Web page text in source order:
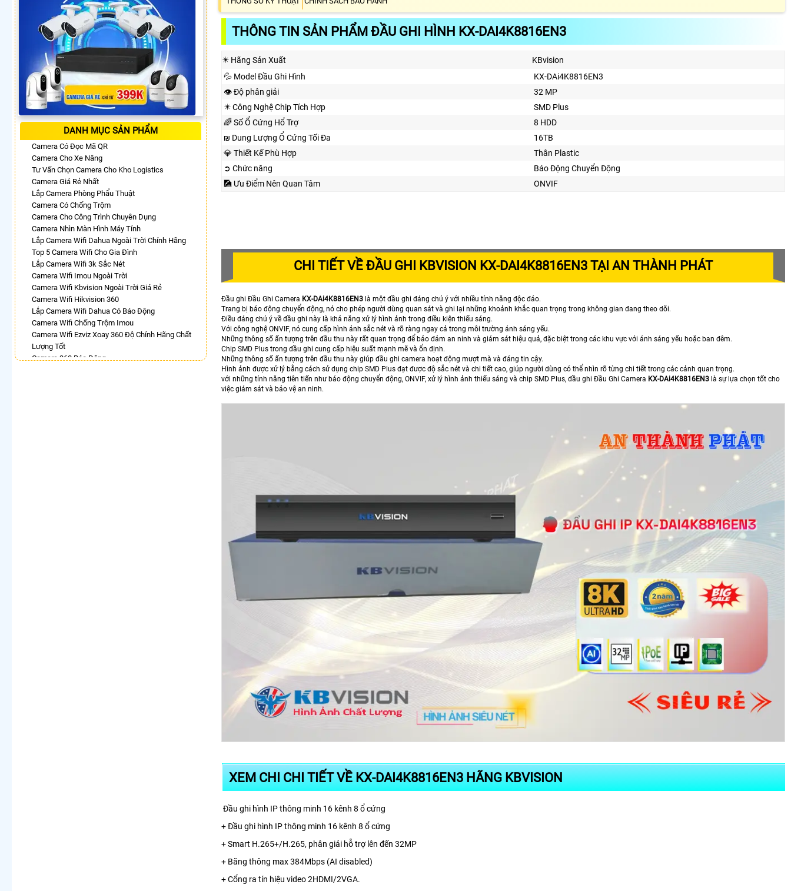
DANH MỤC SẢN PHẨM
Camera Có Đọc Mã QR
Camera Cho Xe Nâng
Tư Vấn Chọn Camera Cho Kho Logistics
Camera Giá Rẻ Nhất
Lắp Camera Phòng Phẩu Thuật
Camera Có Chống Trộm
Camera Cho Công Trình Chuyên Dụng
Camera Nhìn Màn Hình Máy Tính
Lắp Camera Wifi Dahua Ngoài Trời Chính Hãng
Top 5 Camera Wifi Cho Gia Đình
Lắp Camera Wifi 3k Sắc Nét
Camera Wifi Imou Ngoài Trời
Camera Wifi Kbvision Ngoài Trời Giá Rẻ
Camera Wifi Hikvision 360
Lắp Camera Wifi Dahua Có Báo Động
Camera Wifi Chống Trộm Imou
Camera Wifi Ezviz Xoay 360 Độ Chính Hãng Chất
Lượng Tốt
Camera 360 Báo Động
THÔNG TIN SẢN PHẨM ĐẦU GHI HÌNH KX-DAI4K8816EN3
✴️ Hãng Sản Xuất
KBvision
💦 Model Đầu Ghi Hình
KX-DAi4K8816EN3
👁 Độ phân giải
32 MP
✴️ Công Nghệ Chip Tích Hợp
SMD Plus
🌈 Số Ổ Cứng Hổ Trợ
8 HDD
₪ Dung Lượng Ổ Cứng Tối Đa
16TB
💎 Thiết Kế Phù Hợp
Thân Plastic
➲ Chức năng
Báo Động Chuyển Động
🎑 Ưu Điểm Nên Quan Tâm
ONVIF
CHI TIẾT VỀ ĐẦU GHI KBVISION KX-DAI4K8816EN3 TẠI AN THÀNH PHÁT
Đầu ghi Đầu Ghi Camera KX-DAi4K8816EN3 là một đầu ghi đáng chú ý với nhiều tính năng độc đáo.
Trang bị báo động chuyển động, nó cho phép người dùng quan sát và ghi lại những khoảnh khắc quan trọng trong không gian đang theo dõi.
Điều đáng chú ý về đầu ghi này là khả năng xử lý hình ảnh trong điều kiện thiếu sáng.
Với công nghệ ONVIF, nó cung cấp hình ảnh sắc nét và rõ ràng ngay cả trong môi trường ánh sáng yếu.
Những thông số ấn tượng trên đầu thu này rất quan trọng để bảo đảm an ninh và giám sát hiệu quả, đặc biệt trong các khu vực với ánh sáng yếu hoặc ban đêm.
Chip SMD Plus trong đầu ghi cung cấp hiệu suất mạnh mẽ và ổn định.
Những thông số ấn tượng trên đầu thu này giúp đầu ghi camera hoạt động mượt mà và đáng tin cậy.
Hình ảnh được xử lý bằng cách sử dụng chip SMD Plus đạt được độ sắc nét và chi tiết cao, giúp người dùng có thể nhìn rõ từng chi tiết trong các cảnh quan trọng.
với những tính năng tiên tiến như báo động chuyển động, ONVIF, xử lý hình ảnh thiếu sáng và chip SMD Plus, đầu ghi Đầu Ghi Camera KX-DAi4K8816EN3 là sự lựa chọn tốt cho
việc giám sát và bảo vệ an ninh.
XEM CHI CHI TIẾT VỀ KX-DAI4K8816EN3 HÃNG KBVISION
Đầu ghi hình IP thông minh 16 kênh 8 ổ cứng
+ Đầu ghi hình IP thông minh 16 kênh 8 ổ cứng
+ Smart H.265+/H.265, phân giải hỗ trợ lên đến 32MP
+ Băng thông max 384Mbps (AI disabled)
+ Cổng ra tín hiệu video 2HDMI/2VGA.